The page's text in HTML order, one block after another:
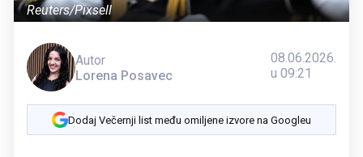
Reuters/Pixsell
Autor
Lorena Posavec
08.06.2026.
u 09:21
Dodaj Večernji list među omiljene izvore na Googleu